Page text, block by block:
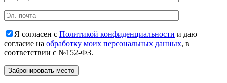
Я согласен с Политикой конфиденциальности и даю
согласие на обработку моих персональных данных, в
соответствии с №152-ФЗ.